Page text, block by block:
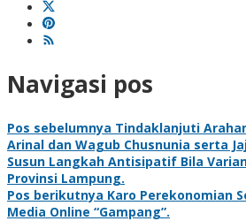
Navigasi pos
Pos sebelumnya Tindaklanjuti
Arinal dan Wagub Chusnunia serta
Susun Langkah Antisipatif Bila
Provinsi Lampung.
Pos berikutnya Karo Perekonomian
Media Online “Gampang”.